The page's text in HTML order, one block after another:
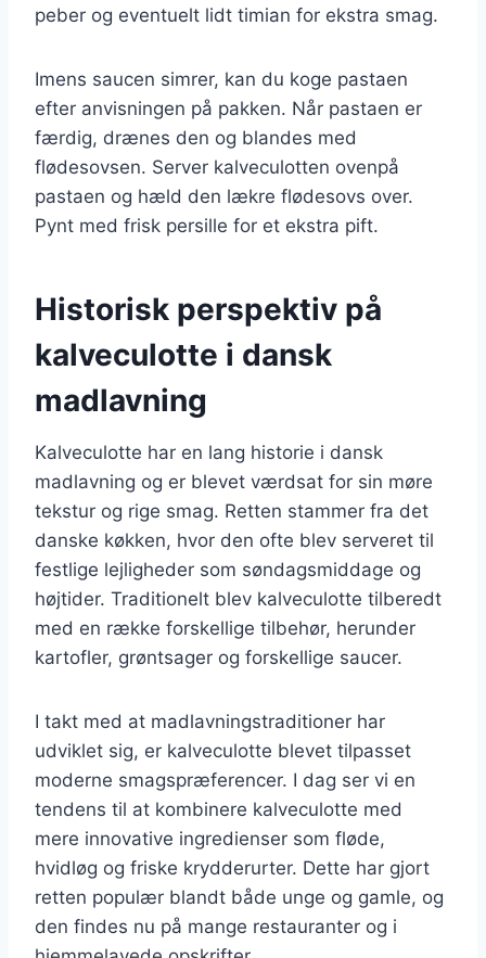
peber og eventuelt lidt timian for ekstra smag.
Imens saucen simrer, kan du koge pastaen
efter anvisningen på pakken. Når pastaen er
færdig, drænes den og blandes med
flødesovsen. Server kalveculotten ovenpå
pastaen og hæld den lækre flødesovs over.
Pynt med frisk persille for et ekstra pift.
Historisk perspektiv på
kalveculotte i dansk
madlavning
Kalveculotte har en lang historie i dansk
madlavning og er blevet værdsat for sin møre
tekstur og rige smag. Retten stammer fra det
danske køkken, hvor den ofte blev serveret til
festlige lejligheder som søndagsmiddage og
højtider. Traditionelt blev kalveculotte tilberedt
med en række forskellige tilbehør, herunder
kartofler, grøntsager og forskellige saucer.
I takt med at madlavningstraditioner har
udviklet sig, er kalveculotte blevet tilpasset
moderne smagspræferencer. I dag ser vi en
tendens til at kombinere kalveculotte med
mere innovative ingredienser som fløde,
hvidløg og friske krydderurter. Dette har gjort
retten populær blandt både unge og gamle, og
den findes nu på mange restauranter og i